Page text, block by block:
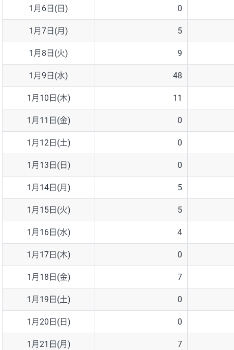
EUR/CHF 111円
GBP/CHF 220円
USD/CHF 160円
※取引証拠金は同日の当社為替レート（ニューヨーククローズ・MIDレ
※ハンガリーフォリント/円と南アフリカランド/円とメキシコペソ/
1月6日(日) 0
1月7日(月) 5
1月8日(火) 9
1月9日(水) 48
1月10日(木) 11
1月11日(金) 0
1月12日(土) 0
1月13日(日) 0
1月14日(月) 5
1月15日(火) 5
1月16日(水) 4
1月17日(木) 0
1月18日(金) 7
1月19日(土) 0
1月20日(日) 0
1月21日(月) 7